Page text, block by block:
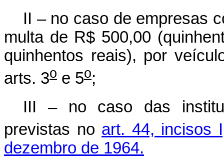
II – no caso de empresas
multa de R$ 500,00
quinhentos reais), por
arts. 3o e 5o;
III – no caso das
previstas no art. 44, incisos
dezembro de 1964.